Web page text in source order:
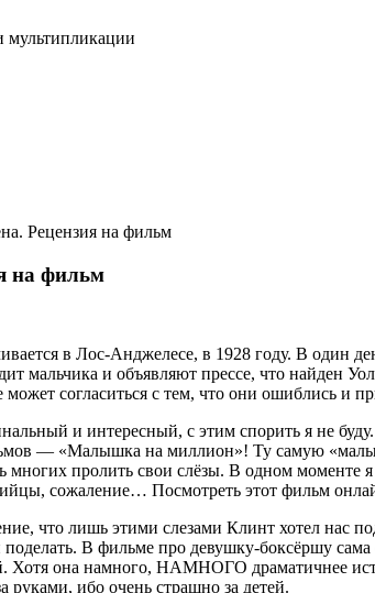
мультипликации
Рецензия на фильм
на фильм
в Лос-Анджелесе, в 1928 году. В
мальчика и объявляют прессе, что найден
может согласиться с тем, что они ошиблись и
и интересный, с этим спорить я не
— «Малышка на миллион»! Ту самую
многих пролить свои слёзы. В одном моменте
сожаление… Посмотреть этот фильм
что лишь этими слезами Клинт хотел
поделать. В фильме про девушку-боксёршу
Хотя она намного, НАМНОГО драматичнее
руками, ибо очень страшно за детей.